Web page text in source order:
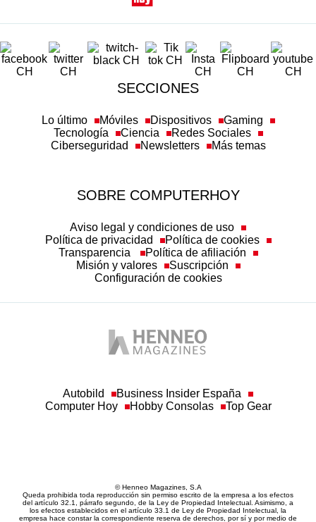
SECCIONES
Lo último Móviles Dispositivos
Gaming
Tecnología
Ciencia
Redes Sociales
Ciberseguridad
Newsletters Más temas
SOBRE COMPUTERHOY
Aviso legal y condiciones de uso
Política de privacidad
Política de cookies
Transparencia
Política de afiliación
Misión y valores
Suscripción
Configuración de cookies
Autobild
Business Insider España
Computer Hoy
Hobby Consolas Top Gear
© Henneo Magazines, S.A
Queda prohibida toda reproducción sin permiso escrito de la empresa a los efectos
del artículo 32.1, párrafo segundo, de la Ley de Propiedad Intelectual. Asimismo, a
los efectos establecidos en el artículo 33.1 de Ley de Propiedad Intelectual, la
empresa hace constar la correspondiente reserva de derechos, por sí y por medio de